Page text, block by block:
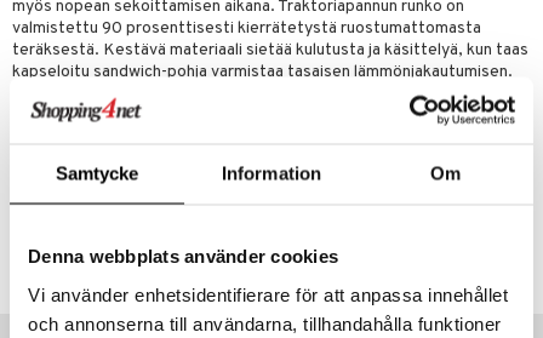
Samtycke Information Om
Denna webbplats använder cookies
Vi använder enhetsidentifierare för att anpassa innehållet
och annonserna till användarna, tillhandahålla funktioner
myös nopean sekoittamisen aikana. Traktoriapannun runko on
valmistettu 90 prosenttisesti kierrätetystä ruostumattomasta
teräksestä. Kestävä materiaali sietää kulutusta ja käsittelyä, kun taas
kapseloitu sandwich-pohja varmistaa tasaisen lämmönjakautumisen.
Muotoilu perustuu klassiseen Ole Palsby/Eva Trio -muotoiluun
vuodelta 1977, mikä varmistaa yhteensopivuuden olemassa olevien
ITY22-24-XX
Suositut tuotteet